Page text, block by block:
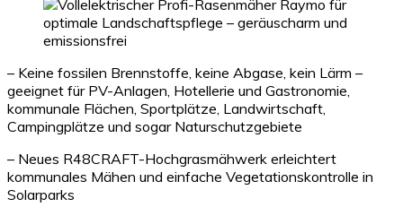
– Keine fossilen Brennstoffe, keine Abgase, kein Lärm –
geeignet für PV-Anlagen, Hotellerie und Gastronomie,
kommunale Flächen, Sportplätze, Landwirtschaft,
Campingplätze und sogar Naturschutzgebiete
– Neues R48CRAFT-Hochgrasmähwerk erleichtert
kommunales Mähen und einfache Vegetationskontrolle in
Solarparks